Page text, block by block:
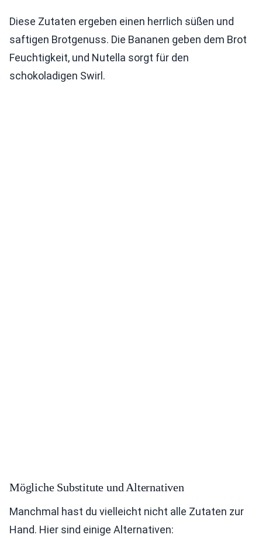
Diese Zutaten ergeben einen herrlich süßen und
saftigen Brotgenuss. Die Bananen geben dem Brot
Feuchtigkeit, und Nutella sorgt für den
schokoladigen Swirl.
Mögliche Substitute und Alternativen
Manchmal hast du vielleicht nicht alle Zutaten zur
Hand. Hier sind einige Alternativen: